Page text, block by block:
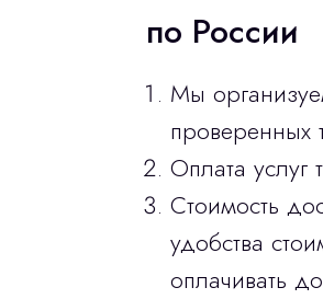
по России
Мы
проверенных
Оплата услуг
Стоимость
удобства
оплачивать